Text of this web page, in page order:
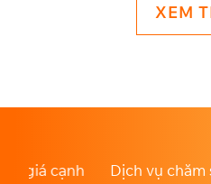
XEM
Dịch vụ chăm sóc khách